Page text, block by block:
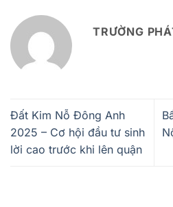
TRƯỜNG
Đất Kim Nỗ Đông Anh
2025 – Cơ hội đầu tư sinh
lời cao trước khi lên quận